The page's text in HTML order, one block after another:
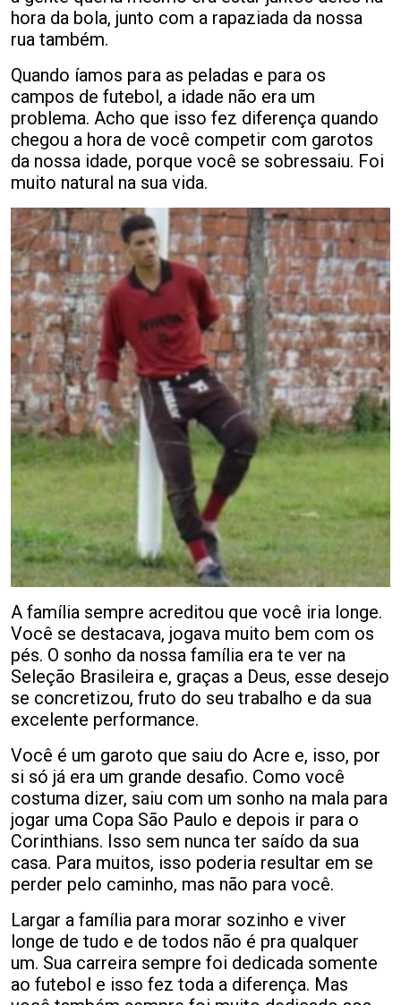
hora da bola, junto com a rapaziada da nossa
rua também.
Quando íamos para as peladas e para os
campos de futebol, a idade não era um
problema. Acho que isso fez diferença quando
chegou a hora de você competir com garotos
da nossa idade, porque você se sobressaiu. Foi
muito natural na sua vida.
A família sempre acreditou que você iria longe.
Você se destacava, jogava muito bem com os
pés. O sonho da nossa família era te ver na
Seleção Brasileira e, graças a Deus, esse desejo
se concretizou, fruto do seu trabalho e da sua
excelente performance.
Você é um garoto que saiu do Acre e, isso, por
si só já era um grande desafio. Como você
costuma dizer, saiu com um sonho na mala para
jogar uma Copa São Paulo e depois ir para o
Corinthians. Isso sem nunca ter saído da sua
casa. Para muitos, isso poderia resultar em se
perder pelo caminho, mas não para você.
Largar a família para morar sozinho e viver
longe de tudo e de todos não é pra qualquer
um. Sua carreira sempre foi dedicada somente
ao futebol e isso fez toda a diferença. Mas